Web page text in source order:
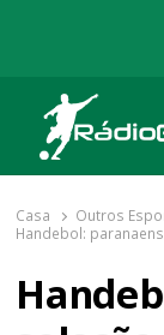
Rádio Gol
Há mais de 20
Casa
Outros
Handebol: